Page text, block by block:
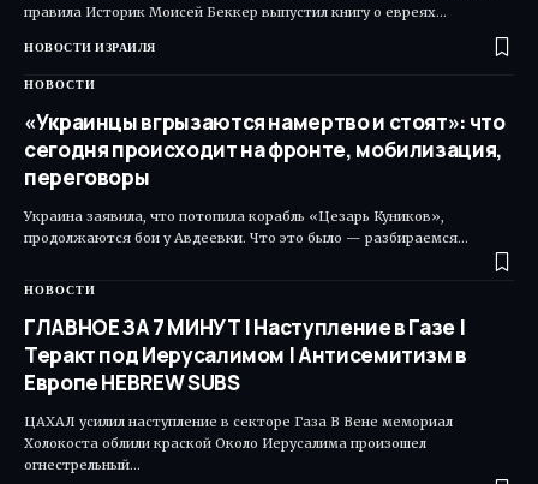
правила Историк Моисей Беккер выпустил книгу о евреях…
НОВОСТИ ИЗРАИЛЯ
НОВОСТИ
«Украинцы вгрызаются намертво и стоят»: что
сегодня происходит на фронте, мобилизация,
переговоры
Украина заявила, что потопила корабль «Цезарь Куников»,
продолжаются бои у Авдеевки. Что это было — разбираемся…
НОВОСТИ
ГЛАВНОЕ ЗА 7 МИНУТ | Наступление в Газе |
Теракт под Иерусалимом | Антисемитизм в
Европе HEBREW SUBS
ЦАХАЛ усилил наступление в секторе Газа В Вене мемориал
Холокоста облили краской Около Иерусалима произошел
огнестрельный…